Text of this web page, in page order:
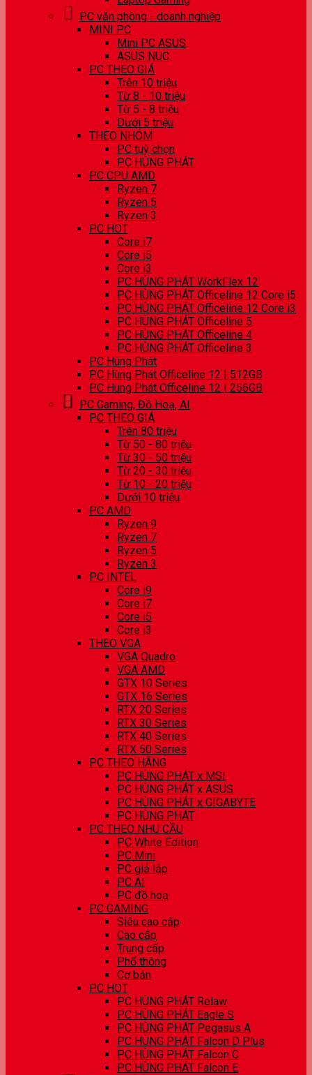
PC văn phòng - doanh nghiệp
MINI PC
Mini PC ASUS
ASUS NUC
PC THEO GIÁ
Trên 10 triệu
Từ 8 - 10 triệu
Từ 5 - 8 triệu
Dưới 5 triệu
THEO NHÓM
PC tuỳ chọn
PC HÙNG PHÁT
PC CPU AMD
Ryzen 7
Ryzen 5
Ryzen 3
PC HOT
Core i7
Core i5
Core i3
PC HÙNG PHÁT WorkFlex 12
PC HÙNG PHÁT Officeline 12 Core i5
PC HÙNG PHÁT Officeline 12 Core i3
PC HÙNG PHÁT Officeline 5
PC HÙNG PHÁT Officeline 4
PC HÙNG PHÁT Officeline 3
PC Hùng Phát
PC Hùng Phát Officeline 12 | 512GB
PC Hùng Phát Officeline 12 | 256GB
PC Gaming, Đồ Hoạ, AI
PC THEO GIÁ
Trên 80 triệu
Từ 50 - 80 triệu
Từ 30 - 50 triệu
Từ 20 - 30 triệu
Từ 10 - 20 triệu
Dưới 10 triệu
PC AMD
Ryzen 9
Ryzen 7
Ryzen 5
Ryzen 3
PC INTEL
Core i9
Core i7
Core i5
Core i3
THEO VGA
VGA Quadro
VGA AMD
GTX 10 Series
GTX 16 Series
RTX 20 Series
RTX 30 Series
RTX 40 Series
RTX 50 Series
PC THEO HÃNG
PC HÙNG PHÁT x MSI
PC HÙNG PHÁT x ASUS
PC HÙNG PHÁT x GIGABYTE
PC HÙNG PHÁT
PC THEO NHU CẦU
PC White Edition
PC Mini
PC giả lập
PC AI
PC đồ hoạ
PC GAMING
Siêu cao cấp
Cao cấp
Trung cấp
Phổ thông
Cơ bản
PC HOT
PC HÙNG PHÁT Relaw
PC HÙNG PHÁT Eagle S
PC HÙNG PHÁT Pegasus A
PC HÙNG PHÁT Falcon D Plus
PC HÙNG PHÁT Falcon C
PC HÙNG PHÁT Falcon E